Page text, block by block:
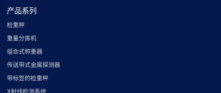
产品系列
检重秤
重量分拣机
组合式称重器
传送带式金属探测器
带标签的检重秤
X射线检测系统